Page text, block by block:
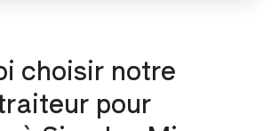
choisir notre
pour